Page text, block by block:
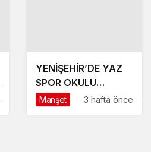
YENİŞEHİR’DE YAZ
SPOR OKULU
HEYECANI BAŞLADI
Manşet 3 hafta önce